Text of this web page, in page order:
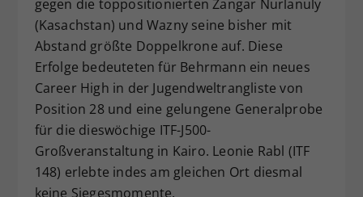
gegen die toppositionierten Zangar Nurlanuly
(Kasachstan) und Wazny seine bisher mit
Abstand größte Doppelkrone auf. Diese
Erfolge bedeuteten für Behrmann ein neues
Career High in der Jugendweltrangliste von
Position 28 und eine gelungene Generalprobe
für die dieswöchige ITF-J500-
Großveranstaltung in Kairo. Leonie Rabl (ITF
148) erlebte indes am gleichen Ort diesmal
keine Siegesmomente.